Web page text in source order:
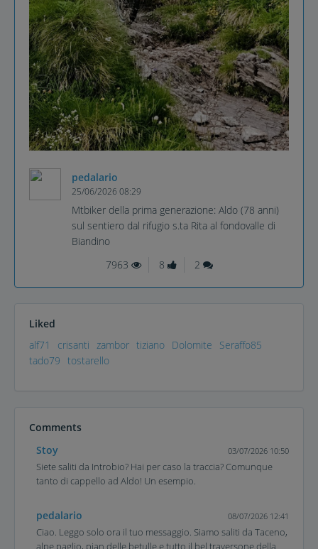
pedalario
25/06/2026 08:29
Mtbiker della prima generazione: Aldo (78 anni)
sul sentiero dal rifugio s.ta Rita al fondovalle di
Biandino
7963
8 2
Liked
alf71
crisanti zambor tiziano Dolomite
Seraffo85
tado79 tostarello
Comments
03/07/2026 10:50
Stoy
Siete saliti da Introbio? Hai per caso la traccia? Comunque
tanto di cappello ad Aldo! Un esempio.
08/07/2026 12:41
pedalario
Ciao. Leggo solo ora il tuo messaggio. Siamo saliti da Taceno,
alpe paglio, pian delle betulle e tutto il bel traversone della